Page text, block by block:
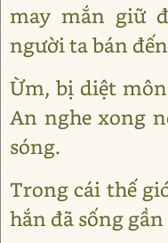
may mắn giữ
người ta bán
Ừm, bị diệt
An nghe xong
sóng.
Trong cái thế
hắn đã sống